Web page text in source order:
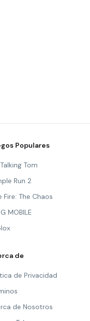
Populares
Tom
Run 2
Fire: The Chaos
MOBILE
de
de Privacidad
de Nosotros